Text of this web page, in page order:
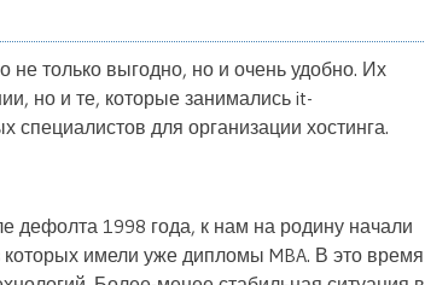
только выгодно, но и очень удобно. Их
но и те, которые занимались it-
для организации хостинга.
дефолта 1998 года, к нам на родину начали
имели уже дипломы MBA. В это время